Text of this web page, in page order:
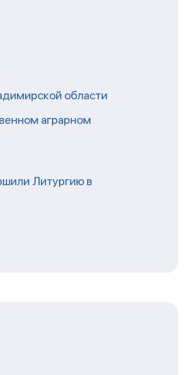
области
аграрном
Литургию в